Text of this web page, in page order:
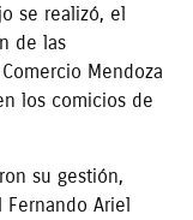
se realizó, el
de las
Mendoza
los comicios de
su gestión,
Ariel